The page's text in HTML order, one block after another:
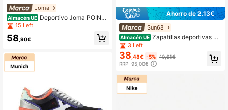
Joma
Almacén UE Deportivo Joma POINT
LADY clay 2502 BLANCO CMSport
15 Left
58 ,90€
Ahorro de 2,13€
Sun68
Almacén UE Zapatillas deportivas Su
n68 Ally Solid rosa para mujer
3 Left
38 ,48€ -5% 40,61€
RRP: 95,00€